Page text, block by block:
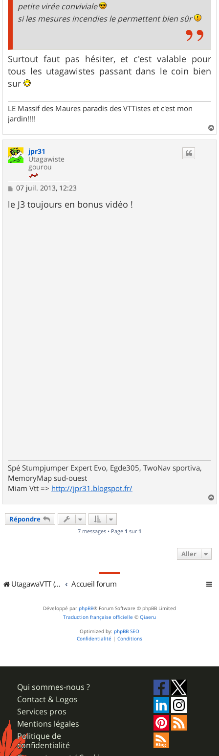
petite virée conviviale
si les mesures incendies le permettent bien sûr
Surtout faut pas hésiter, et c'est valable pour
tous les utagawistes passant dans le coin bien
sur
LE Massif des Maures paradis des VTTistes et c'est mon
jardin!!!!
a
jpr31
Utagawiste
gourou
M
s
s
07 juil. 2013, 12:23
le J3 toujours en bonus vidéo !
Spé Stumpjumper Expert Evo, Egde305, TwoNav sportiva,
MemoryMap sud-ouest
Miam Vtt => http://jpr31.blogspot.fr/
a
Répondre
7 messages • Page 1 sur 1
Aller
UtagawaVTT (Randos VTT et VTTAE avec traces GPS) Accueil forum
Développé par phpBB® Forum Software © phpBB Limited
Traduction française officielle © Qiaeru
Optimized by: phpBB SEO
Confidentialité | Conditions
Qui sommes-nous ?
Contact & Logos
Services pros
Mentions légales
Politique de
confidentialité